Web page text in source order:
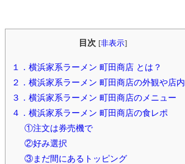
目次 [非表示]
１．横浜家系ラーメン 町田商店 とは？
２．横浜家系ラーメン 町田商店の外観や店内
３．横浜家系ラーメン 町田商店のメニュー
４．横浜家系ラーメン 町田商店の食レポ
①注文は券売機で
②好み選択
③まだ間にあるトッピング